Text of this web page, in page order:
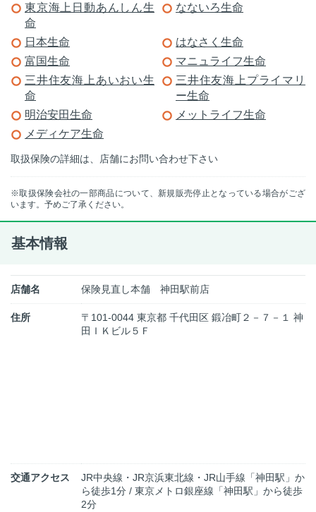
東京海上日動あんしん生
命
なないろ生命
日本生命
はなさく生命
富国生命
マニュライフ生命
三井住友海上あいおい生
命
三井住友海上プライマリ
ー生命
明治安田生命
メットライフ生命
メディケア生命
取扱保険の詳細は、店舗にお問い合わせ下さい
※取扱保険会社の一部商品について、新規販売停止となっている場合がござ
います。予めご了承ください。
基本情報
店舗名 保険見直し本舗 神田駅前店
住所
〒101-0044 東京都 千代田区 鍛冶町２－７－１ 神
田ＩＫビル５Ｆ
交通アクセス
JR中央線・JR京浜東北線・JR山手線「神田駅」か
ら徒歩1分 / 東京メトロ銀座線「神田駅」から徒歩
2分